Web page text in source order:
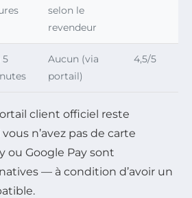
selon le
revendeur
5
Aucun (via
portail)
4,5/5
client officiel reste
n’avez pas de carte
ou Google Pay sont
— à condition d’avoir un